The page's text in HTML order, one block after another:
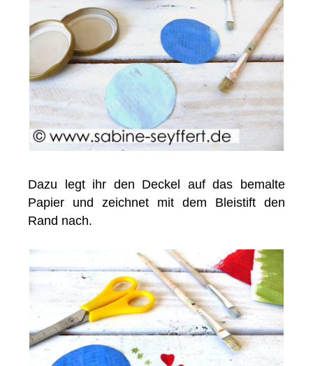
Dazu legt ihr den Deckel auf das bemalte
Papier und zeichnet mit dem Bleistift den
Rand nach.